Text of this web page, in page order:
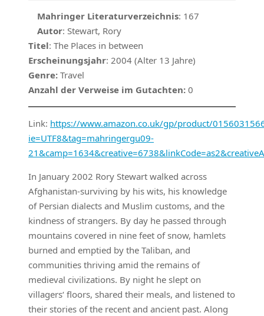
Mahringer Literaturverzeichnis: 167
Autor: Stewart, Rory
Titel: The Places in between
Erscheinungsjahr: 2004 (Alter 13 Jahre)
Genre: Travel
Anzahl der Verweise im Gutachten: 0
Link: https://www.amazon.co.uk/gp/product/
ie=UTF8&tag=mahringergu09-
In January 2002 Rory Stewart walked across
Afghanistan-surviving by his wits, his knowledge
of Persian dialects and Muslim customs, and the
kindness of strangers. By day he passed through
mountains covered in nine feet of snow, hamlets
burned and emptied by the Taliban, and
communities thriving amid the remains of
medieval civilizations. By night he slept on
villagers‘ floors, shared their meals, and listened to
their stories of the recent and ancient past. Along